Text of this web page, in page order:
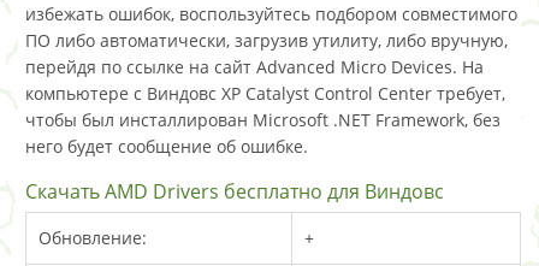
избежать ошибок, воспользуйтесь подбором совместимого
ПО либо автоматически, загрузив утилиту, либо вручную,
перейдя по ссылке на сайт Advanced Micro Devices. На
компьютере с Виндовс XP Catalyst Control Center требует,
чтобы был инсталлирован Microsoft .NET Framework, без
него будет сообщение об ошибке.
Скачать AMD Drivers бесплатно для Виндовс
Обновление: +